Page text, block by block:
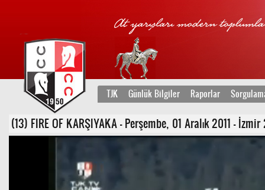
TJK Günlük Bilgiler Raporlar
(13) FIRE OF KARŞIYAKA - Perşembe, 01 Aralık 2011 -